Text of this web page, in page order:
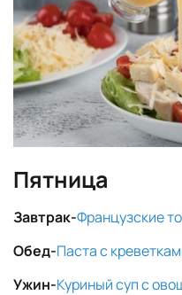
Пятница
Завтрак-Французские
Обед-Паста с
Ужин-Куриный суп с